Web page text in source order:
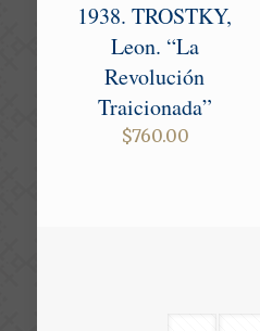
1938. TROSTKY,
Leon. “La
Revolución
Traicionada”
$760.00